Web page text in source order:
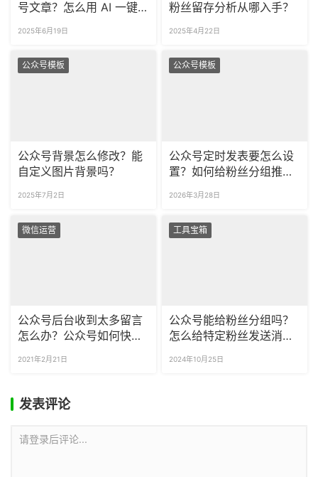
号文章？怎么用 AI 一键
2025年6月19日
粉丝留存分析从哪入手？
2025年4月22日
公众号模板
公众号背景怎么修改？能
自定义图片背景吗？
2025年7月2日
公众号模板
公众号定时发表要怎么设
置？如何给粉丝分组推送
2026年3月28日
微信运营
公众号后台收到太多留言
怎么办？公众号如何快速
2021年2月21日
工具宝箱
公众号能给粉丝分组吗？
怎么给特定粉丝发送消
2024年10月25日
发表评论
请登录后评论...